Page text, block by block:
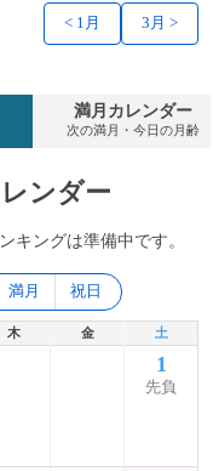
< 1月 3月 >
満月カレンダー
次の満月・今日の月齢
ンダー
キングは準備中です。
満月 祝日
木 金 土
1
先負